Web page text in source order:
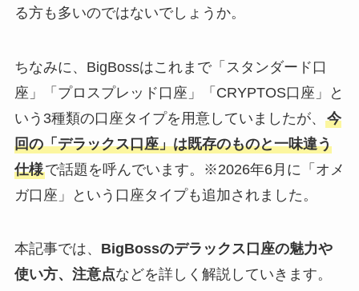
る方も多いのではないでしょうか。
ちなみに、BigBossはこれまで「スタンダード口
座」「プロスプレッド口座」「CRYPTOS口座」と
いう3種類の口座タイプを用意していましたが、 今
回の「デラックス口座」は既存のものと一味違う
仕様で話題を呼んでいます。※2026年6月に「オメ
ガ口座」という口座タイプも追加されました。
本記事では、 BigBossのデラックス口座の魅力や
使い方、注意点などを詳しく解説していきます。